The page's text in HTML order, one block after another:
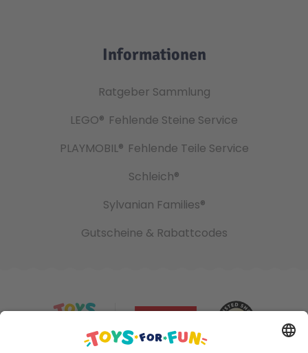
Informationen
Ratgeber Sammlung
LEGO® Fehlende Steine Service
PLAYMOBIL® Fehlende Teile Service
Schleich®
Sylvanian Families®
Gutscheine & Rabattcodes